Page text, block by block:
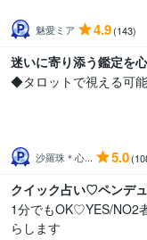
魅愛ミア 4.9(143)
迷いに寄り添う鑑定を
◆タロットで視える可
沙羅珠＊心... 5.0
クイック占い♡ペンデ
1分でもOK♡YES/NO2
らします